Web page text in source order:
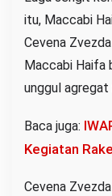
itu, Maccabi
Cevena
Maccabi Haifa
unggul agregat
Baca juga:
Kegiatan
Cevena